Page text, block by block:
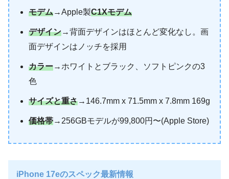
モデム→Apple製C1Xモデム
デザイン→背面デザインはほとんど変化なし。画
面デザインはノッチを採用
カラー→ホワイトとブラック、ソフトピンクの3
色
サイズと重さ→146.7mm x 71.5mm x 7.8mm 169g
価格帯→256GBモデルが99,800円〜(Apple Store)
iPhone 17eのスペック最新情報